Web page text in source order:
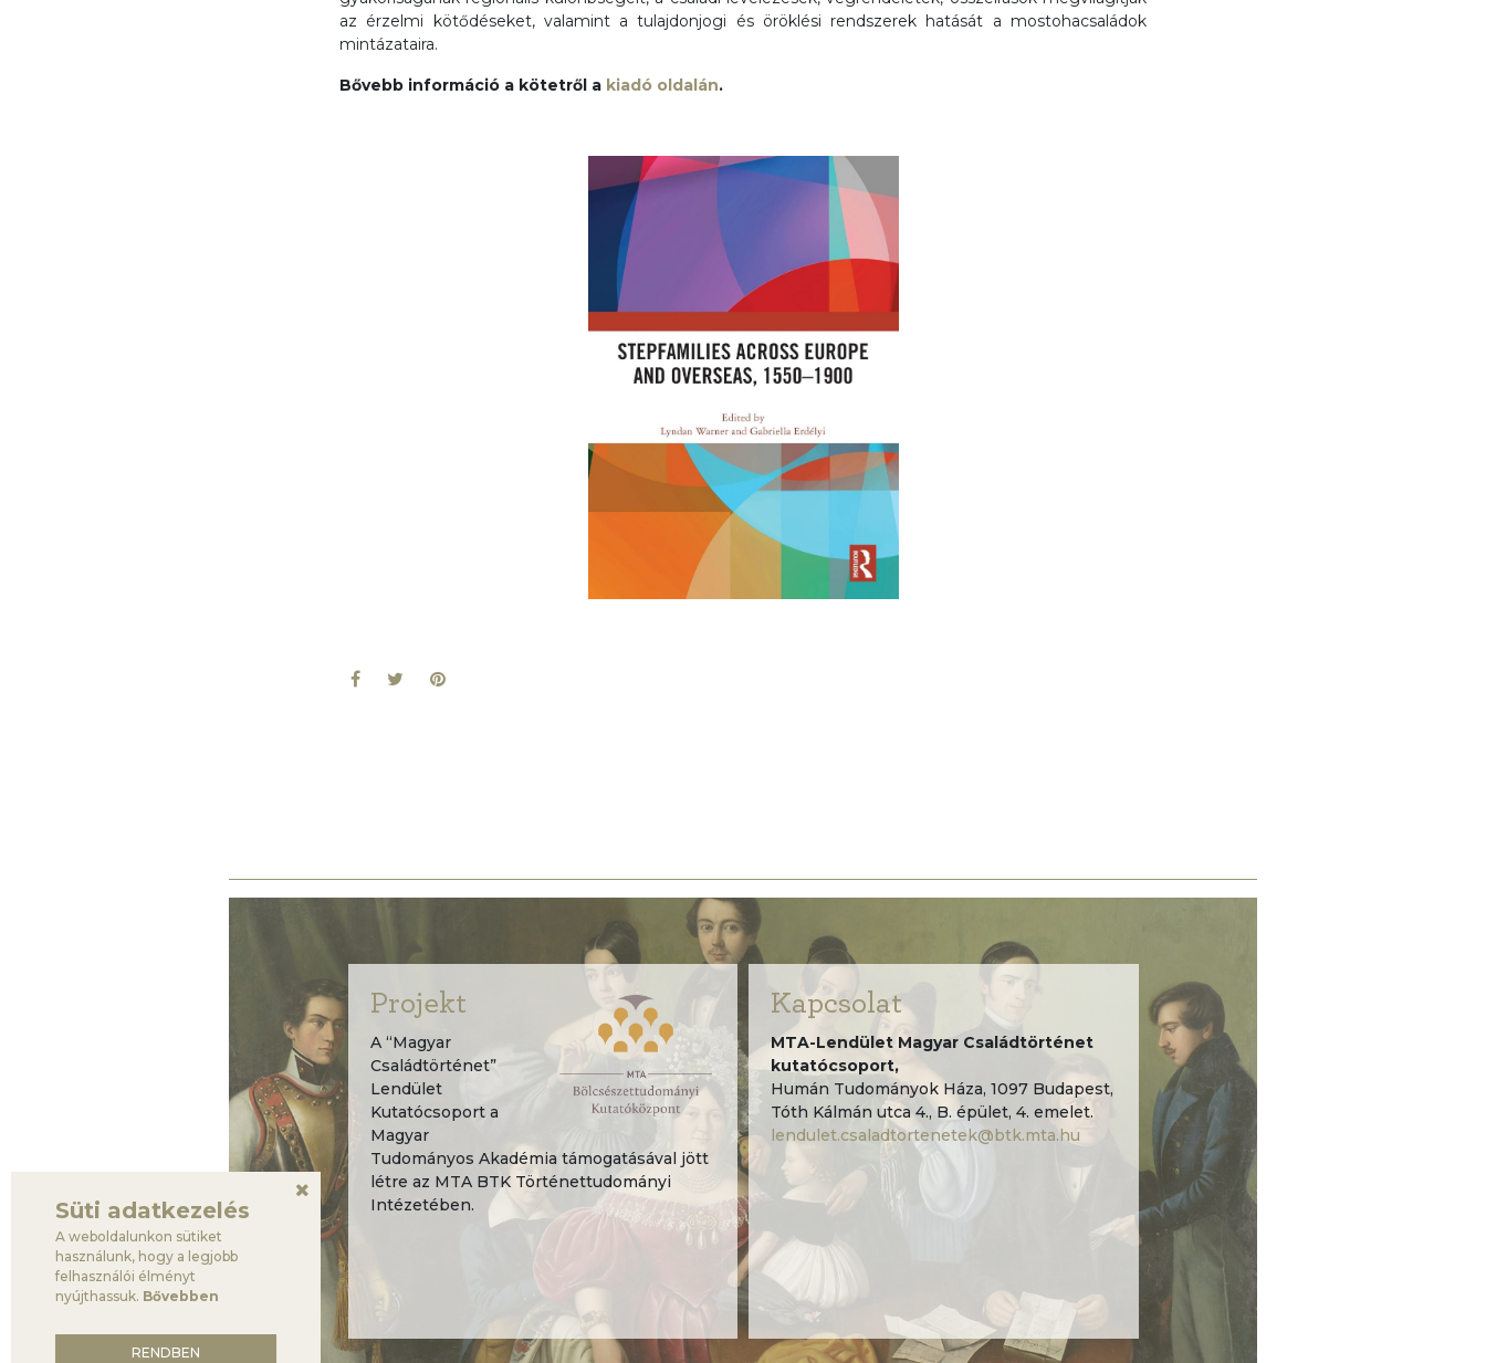
Süti adatkezelés
A weboldalunkon sütiket
használunk, hogy a legjobb
felhasználói élményt
nyújthassuk. Bővebben
RENDBEN
az érzelmi kötődéseket, valamint a tulajdonjogi és öröklési rendszerek hatását a mostohacsaládok
mintázataira.
Bővebb információ a kötetről a kiadó oldalán.
Projekt
A “Magyar
Családtörténet”
Lendület
Kutatócsoport a
Magyar
Tudományos Akadémia támogatásával jött
létre az MTA BTK Történettudományi
Intézetében.
Kapcsolat
MTA-Lendület Magyar Családtörténet
kutatócsoport,
Humán Tudományok Háza, 1097 Budapest,
Tóth Kálmán utca 4., B. épület, 4. emelet.
lendulet.csaladtortenetek@btk.mta.hu